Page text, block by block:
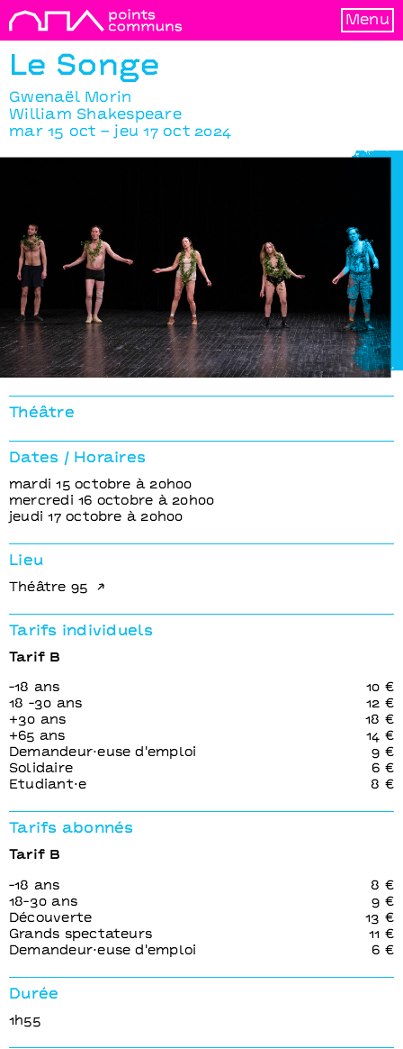
Menu
Le Songe
Gwenaël Morin
William Shakespeare
mar 15 oct – jeu 17 oct 2024
Le Songe
Gwenaël Morin
Théâtre
Dates / Horaires
mardi 15 octobre à 20h00
mercredi 16 octobre à 20h00
jeudi 17 octobre à 20h00
Lieu
Théâtre 95
Tarifs individuels
Tarif B
-18 ans
10 €
18 -30 ans
12 €
+30 ans
18 €
+65 ans
14 €
Demandeur⋅euse d'emploi
9 €
Solidaire
6 €
Etudiant⋅e
8 €
Tarifs abonnés
Tarif B
-18 ans
8 €
18-30 ans
9 €
Découverte
13 €
Grands spectateurs
11 €
Demandeur⋅euse d'emploi
6 €
Durée
1h55